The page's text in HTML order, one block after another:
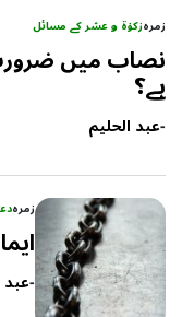
زمرہزکوٰۃ و عشر کے مسائل
نصاب میں
ہے؟
-عبد الحلیم
زمرہ
-عبد